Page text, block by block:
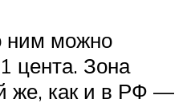
ним можно
цента. Зона
же, как и в РФ —